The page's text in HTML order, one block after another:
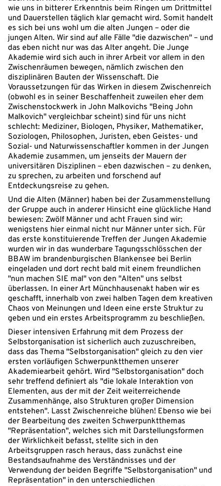
wie uns in bitterer Erkenntnis beim Ringen um Drittmittel
und Dauerstellen täglich klar gemacht wird. Somit handelt
es sich bei uns wohl um die alten Jungen – oder die
jungen Alten. Wir sind auf alle Fälle "die dazwischen" – und
das eben nicht nur was das Alter angeht. Die Junge
Akademie wird sich auch in ihrer Arbeit vor allem in den
Zwischenräumen bewegen, nämlich zwischen den
disziplinären Bauten der Wissenschaft. Die
Voraussetzungen für das Wirken in diesem Zwischenreich
(obwohl es in seiner Beschaffenheit zuweilen eher dem
Zwischenstockwerk in John Malkovichs "Being John
Malkovich" vergleichbar scheint) sind für uns nicht
schlecht: Mediziner, Biologen, Physiker, Mathematiker,
Soziologen, Philosophen, Juristen, eben Geistes- und
Sozial- und Naturwissenschaftler kommen in der Jungen
Akademie zusammen, um jenseits der Mauern der
universitären Disziplinen – eben dazwischen – zu denken,
zu sprechen, zu arbeiten und forschend auf
Entdeckungsreise zu gehen.
Und die Alten (Männer) haben bei der Zusammenstellung
der Gruppe auch in anderer Hinsicht eine glückliche Hand
bewiesen: Zwölf Männer und acht Frauen sind wir:
wenigstens hier einmal nicht nur Männer unter sich. Für
das erste konstituierende Treffen der Jungen Akademie
wurden wir in das wunderbare Tagungsschlösschen der
BBAW im brandenburgischen Blankensee bei Berlin
eingeladen und dort recht bald mit einem freundlichen
"nun machen SIE mal" von den "Alten" uns selbst
überlassen. In einer Art Münchhausenakt haben wir es
geschafft, innerhalb von zwei halben Tagen dem kreativen
Chaos von Meinungen und Ideen eine erste Struktur zu
geben und ein erstes Arbeitsprogramm zu beschließen.
Dieser intensiven Erfahrung mit dem Prozess der
Selbstorganisation ist sicherlich auch zuzuschreiben,
dass das Thema "Selbstorganisation" gleich zu den vier
ersten vorläufigen Schwerpunktthemen unserer
Akademiearbeit gehört. Wird "Selbstorganisation" doch
sehr treffend definiert als "die lokale Interaktion von
Elementen, aus der mit der Zeit weiterreichende
Zusammenhänge, also Strukturen großer Dimension
entstehen". Lasst Zwischenreiche blühen! Ebenso wie bei
der Bearbeitung des zweiten Schwerpunktthemas
"Repräsentation", welches sich mit Darstellungsformen
der Wirklichkeit befasst, stellte sich in den
Arbeitsgruppen rasch heraus, dass zunächst eine
Bestandsaufnahme des Verständnisses und der
Verwendung der beiden Begriffe "Selbstorganisation" und
Repräsentation" in den unterschiedlichen